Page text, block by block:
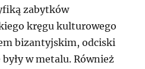
zabytków
kręgu kulturowego
bizantyjskim, odciski
w metalu. Również